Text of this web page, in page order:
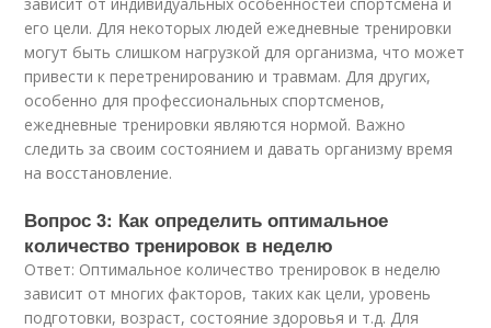
его цели. Для некоторых людей ежедневные тренировки
могут быть слишком нагрузкой для организма, что может
привести к перетренированию и травмам. Для других,
особенно для профессиональных спортсменов,
ежедневные тренировки являются нормой. Важно
следить за своим состоянием и давать организму время
на восстановление.
Вопрос 3: Как определить оптимальное
количество тренировок в неделю
Ответ: Оптимальное количество тренировок в неделю
зависит от многих факторов, таких как цели, уровень
подготовки, возраст, состояние здоровья и т.д. Для